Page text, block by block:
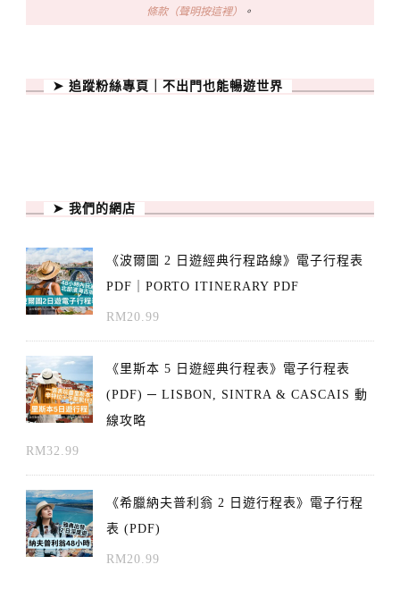
條款（聲明按這裡） 。
➤ 追蹤粉絲專頁｜不出門也能暢遊世界
➤ 我們的網店
《波爾圖 2 日遊經典行程路線》電子行程表
PDF｜PORTO ITINERARY PDF
RM20.99
《里斯本 5 日遊經典行程表》電子行程表
(PDF) ─ LISBON, SINTRA & CASCAIS 動
線攻略
RM32.99
《希臘納夫普利翁 2 日遊行程表》電子行程
表 (PDF)
RM20.99